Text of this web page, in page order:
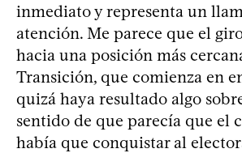
inmediato y representa un
atención. Me parece que el
hacia una posición más
Transición, que comienza en
quizá haya resultado algo
sentido de que parecía que el
había que conquistar al